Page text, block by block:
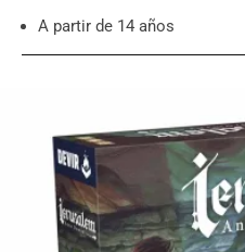
A partir de 14 años